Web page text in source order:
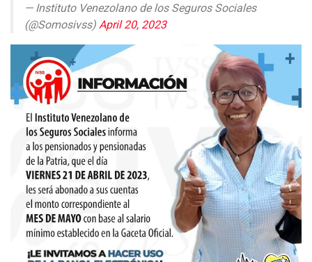
— Instituto Venezolano de los Seguros Sociales
(@Somosivss) April 20, 2023